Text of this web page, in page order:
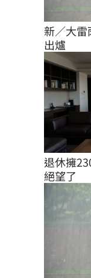
新／大雷
出爐
退休擁
絕望了